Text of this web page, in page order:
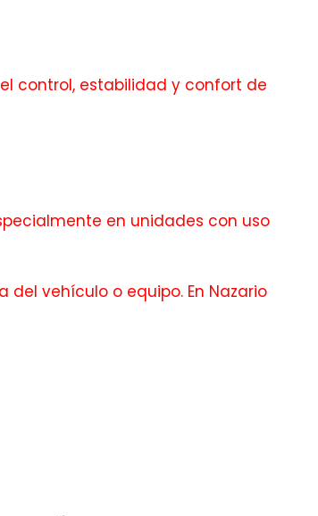
control, estabilidad y confort de
en unidades con uso
vehículo o equipo. En Nazario